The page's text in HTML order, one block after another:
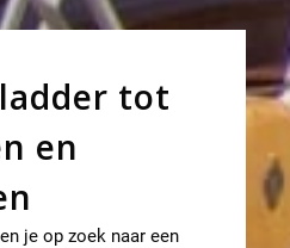
tot
en
je op zoek naar een